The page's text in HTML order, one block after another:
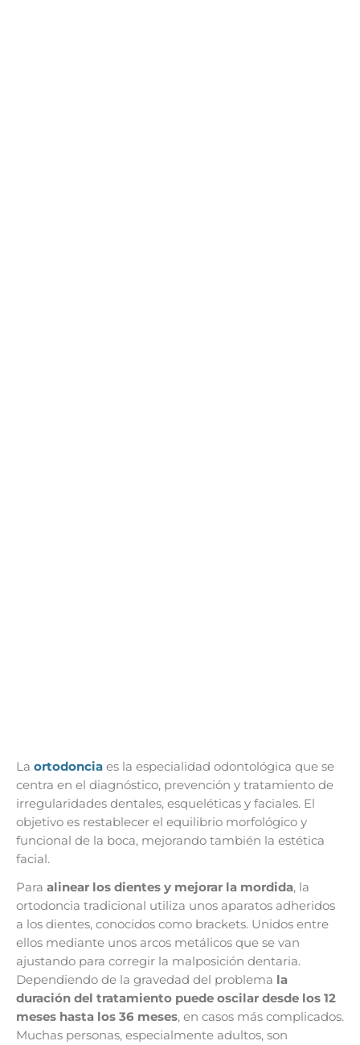
La ortodoncia es la especialidad odontológica que se
centra en el diagnóstico, prevención y tratamiento de
irregularidades dentales, esqueléticas y faciales. El
objetivo es restablecer el equilibrio morfológico y
funcional de la boca, mejorando también la estética
facial.
Para alinear los dientes y mejorar la mordida, la
ortodoncia tradicional utiliza unos aparatos adheridos
a los dientes, conocidos como brackets. Unidos entre
ellos mediante unos arcos metálicos que se van
ajustando para corregir la malposición dentaria.
Dependiendo de la gravedad del problema la
duración del tratamiento puede oscilar desde los 12
meses hasta los 36 meses, en casos más complicados.
Muchas personas, especialmente adultos, son